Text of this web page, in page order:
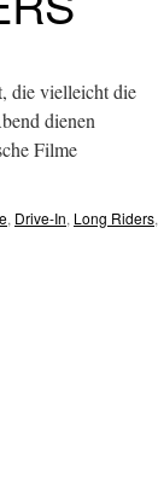
die vielleicht die
dienen
Filme
, Drive-In, Long Riders,